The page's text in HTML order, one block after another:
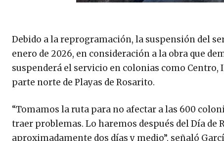
Debido a la reprogramación, la suspensión del
enero de 2026, en consideración a la obra que
suspenderá el servicio en colonias como Centro,
parte norte de Playas de Rosarito.
“Tomamos la ruta para no afectar a las 600
traer problemas. Lo haremos después del Día
aproximadamente dos días y medio”, señaló